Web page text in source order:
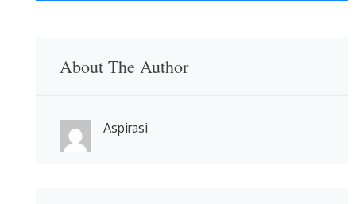
About The Author
Aspirasi